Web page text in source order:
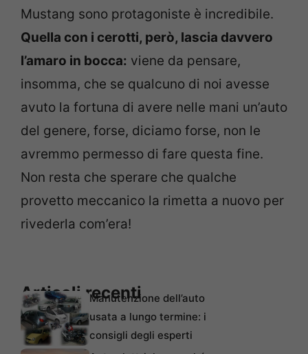
Mustang sono protagoniste è incredibile.
Quella con i cerotti, però, lascia davvero
l’amaro in bocca: viene da pensare,
insomma, che se qualcuno di noi avesse
avuto la fortuna di avere nelle mani un’auto
del genere, forse, diciamo forse, non le
avremmo permesso di fare questa fine.
Non resta che sperare che qualche
provetto meccanico la rimetta a nuovo per
rivederla com’era!
Articoli recentiManutenzione dell’auto
usata a lungo termine: i
consigli degli esperti